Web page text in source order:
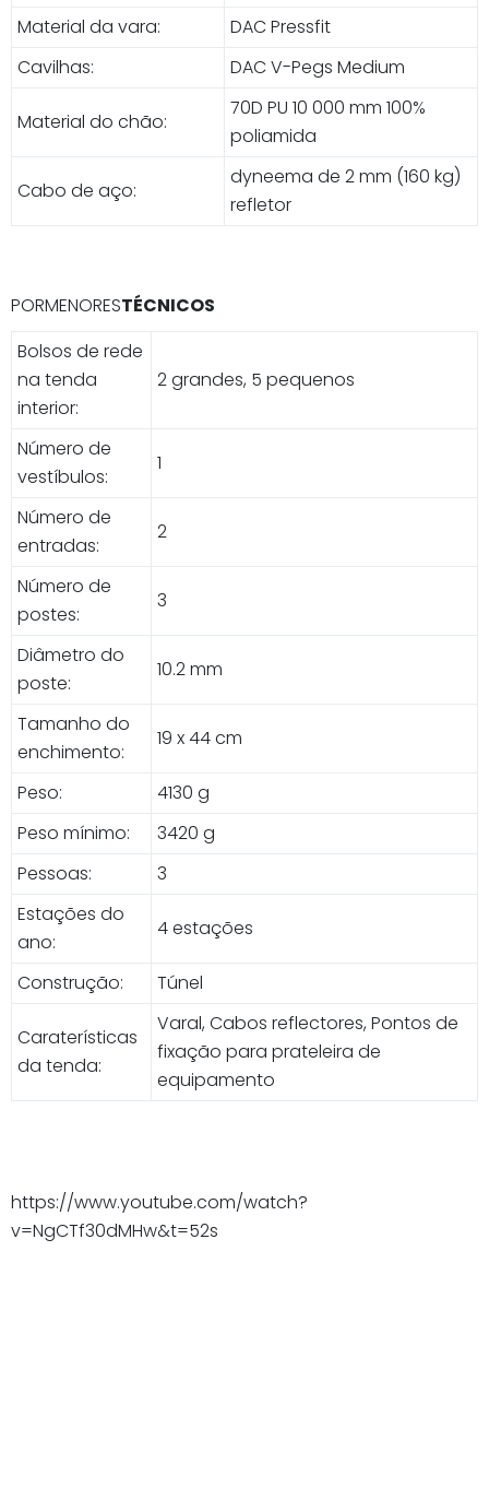
Material da vara:
DAC Pressfit
Cavilhas:
DAC V-Pegs Medium
Material do chão:
70D PU 10 000 mm 100%
poliamida
Cabo de aço:
dyneema de 2 mm (160 kg)
refletor
PORMENORESTÉCNICOS
Bolsos de rede
na tenda
interior:
2 grandes, 5 pequenos
Número de
vestíbulos:
1
Número de
entradas:
2
Número de
postes:
3
Diâmetro do
poste:
10.2 mm
Tamanho do
enchimento:
19 x 44 cm
Peso:
4130 g
Peso mínimo:
3420 g
Pessoas:
3
Estações do
ano:
4 estações
Construção: Túnel
Caraterísticas
da tenda:
Varal, Cabos reflectores, Pontos de
fixação para prateleira de
equipamento
https://www.youtube.com/watch?
v=NgCTf30dMHw&t=52s